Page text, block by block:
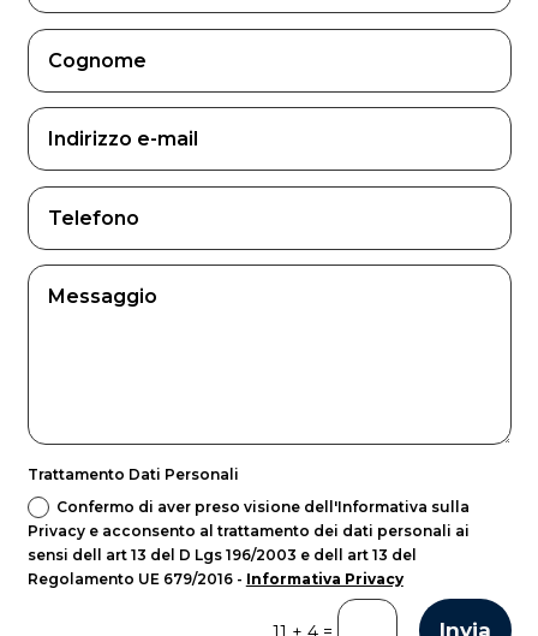
Trattamento Dati Personali
Confermo di aver preso visione dell'Informativa sulla
Privacy e acconsento al trattamento dei dati personali ai
sensi dell art 13 del D Lgs 196/2003 e dell art 13 del
Regolamento UE 679/2016 - Informativa Privacy
= Invia